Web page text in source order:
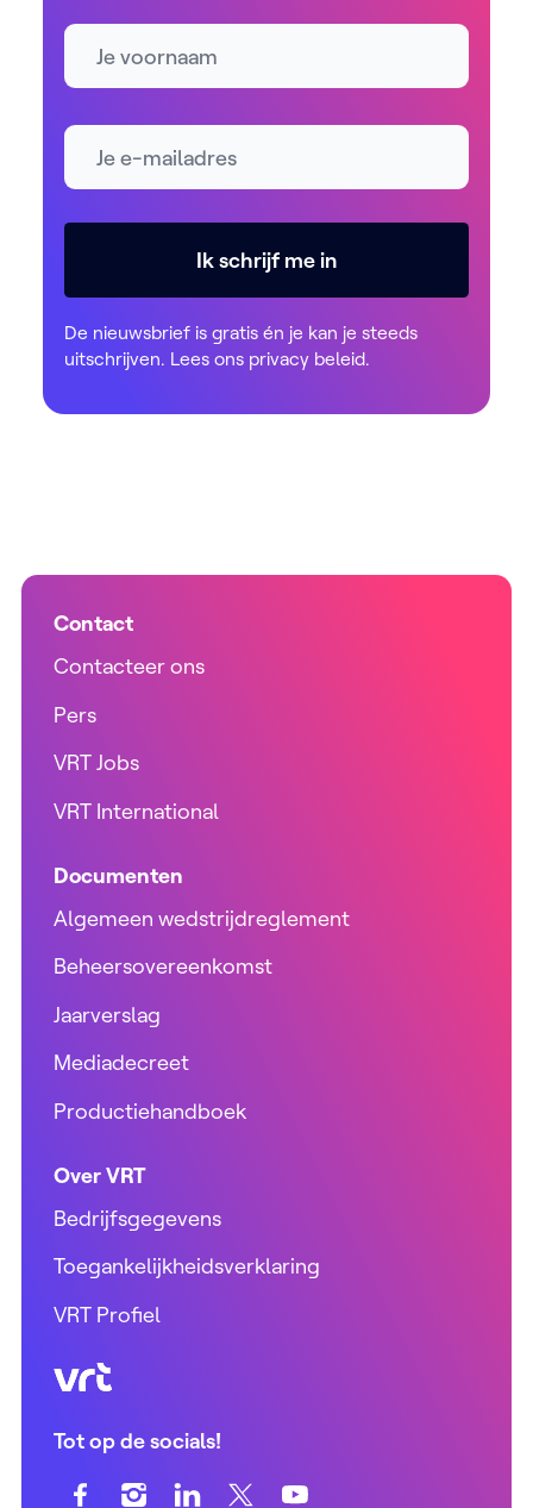
Naam
E-mailadres *
Ik schrijf me in
De nieuwsbrief is gratis én je kan je steeds
uitschrijven. Lees ons privacy beleid.
Contact
Contacteer ons
Pers
VRT Jobs
VRT International
Documenten
Algemeen wedstrijdreglement
Beheersovereenkomst
Jaarverslag
Mediadecreet
Productiehandboek
Over VRT
Bedrijfsgegevens
Toegankelijkheidsverklaring
VRT Profiel
VRT (home)
Tot op de socials!